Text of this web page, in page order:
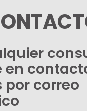
en
por correo